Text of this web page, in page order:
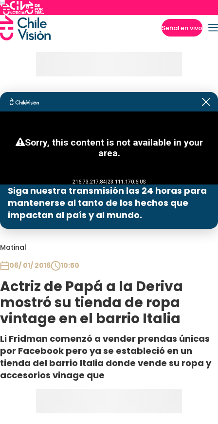
Señal en vivo
Siga nuestra transmisión las 24 horas para
mantenerse al tanto de los hechos que
impactan al país y al mundo.
Matinal
06/ 01/ 2016
10:50
Actriz de Papá a la Deriva
mostró su tienda de ropa
vintage en el barrio Italia
Li Fridman comenzó a vender prendas únicas
por Facebook pero ya se estableció en un
tienda del barrio Italia donde vende su ropa y
accesorios vinage que
Programas
Club De La Comedia
Contigo en Directo
Plan Perfecto
El Tiempo
Sabingo
Todos Los Programas